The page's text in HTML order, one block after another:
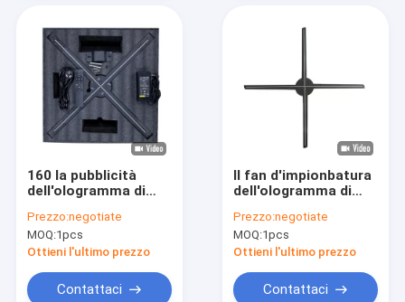
160 la pubblicità
dell'ologramma di
l'impionbatura 80W di
100cm
Prezzo:negotiate
MOQ:1pcs
Ottieni l'ultimo prezzo
Contattaci
Il fan d'impionbatura
dell'ologramma di
85cm 100cm 120W
per la pubblicità
Prezzo:negotiate
MOQ:1pcs
Ottieni l'ultimo prezzo
Contattaci